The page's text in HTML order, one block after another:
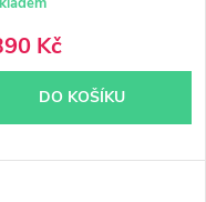
Kč
DO KOŠÍKU